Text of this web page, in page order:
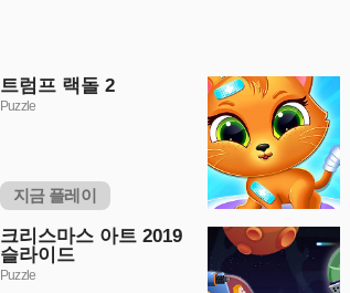
트럼프 랙돌 2
Puzzle
지금 플레이
크리스마스 아트 2019
슬라이드
Puzzle